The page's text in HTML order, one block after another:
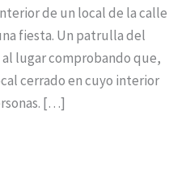
de un local de la calle
fiesta. Un patrulla del
lugar comprobando que,
cerrado en cuyo interior
[…]